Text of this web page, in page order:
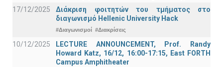
17/12/2025
Διάκριση φοιτητών του τμήματος στο
διαγωνισμό Hellenic University Hack
#Διαγωνισμοί #Διακρίσεις
10/12/2025
LECTURE ANNOUNCEMENT, Prof. Randy
Howard Katz, 16/12, 16:00-17:15, East FORTH
Campus Amphitheater